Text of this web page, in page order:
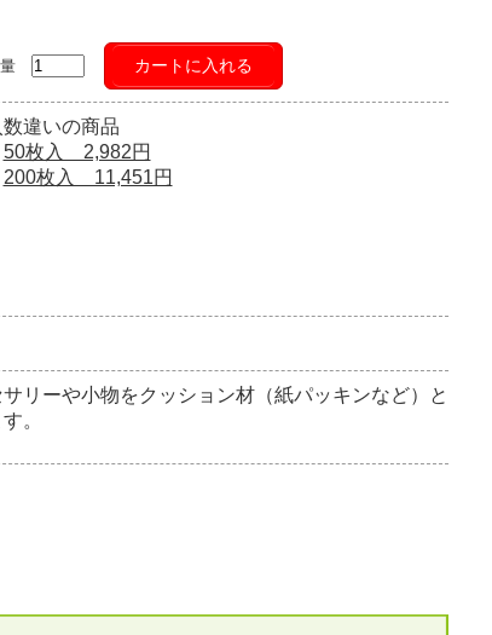
量 カートに入れる
数違いの商品
50枚入 2,982円
200枚入 11,451円
リーや小物をクッション材（紙パッキンなど）と
。